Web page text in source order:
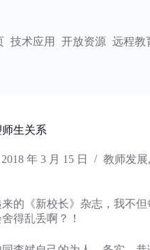
技术应用 开放资源 远程教
生关系
2018 年 3 月 15 日 教师发展,
的《新校长》杂志，我不
得乱丢啊？！